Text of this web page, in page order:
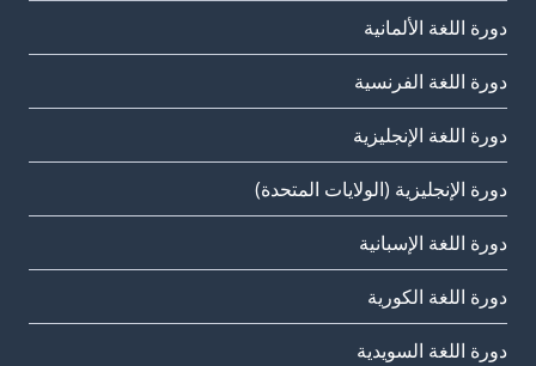
دورة اللغة الألمانية
دورة اللغة الفرنسية
دورة اللغة الإنجليزية
دورة الإنجليزية (الولايات المتحدة)
دورة اللغة الإسبانية
دورة اللغة الكورية
دورة اللغة السويدية